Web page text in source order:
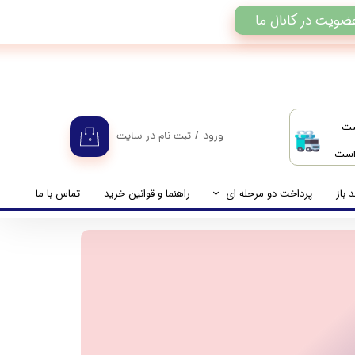
است
۰ ورود / ثبت نام در سایت
تغییر گذر واژه باز پرداخت دو مرحله ای
راهنمای پرداخت دو مرحله ای
راهنما و قوانین خرید تماس با ما
در کانال ما